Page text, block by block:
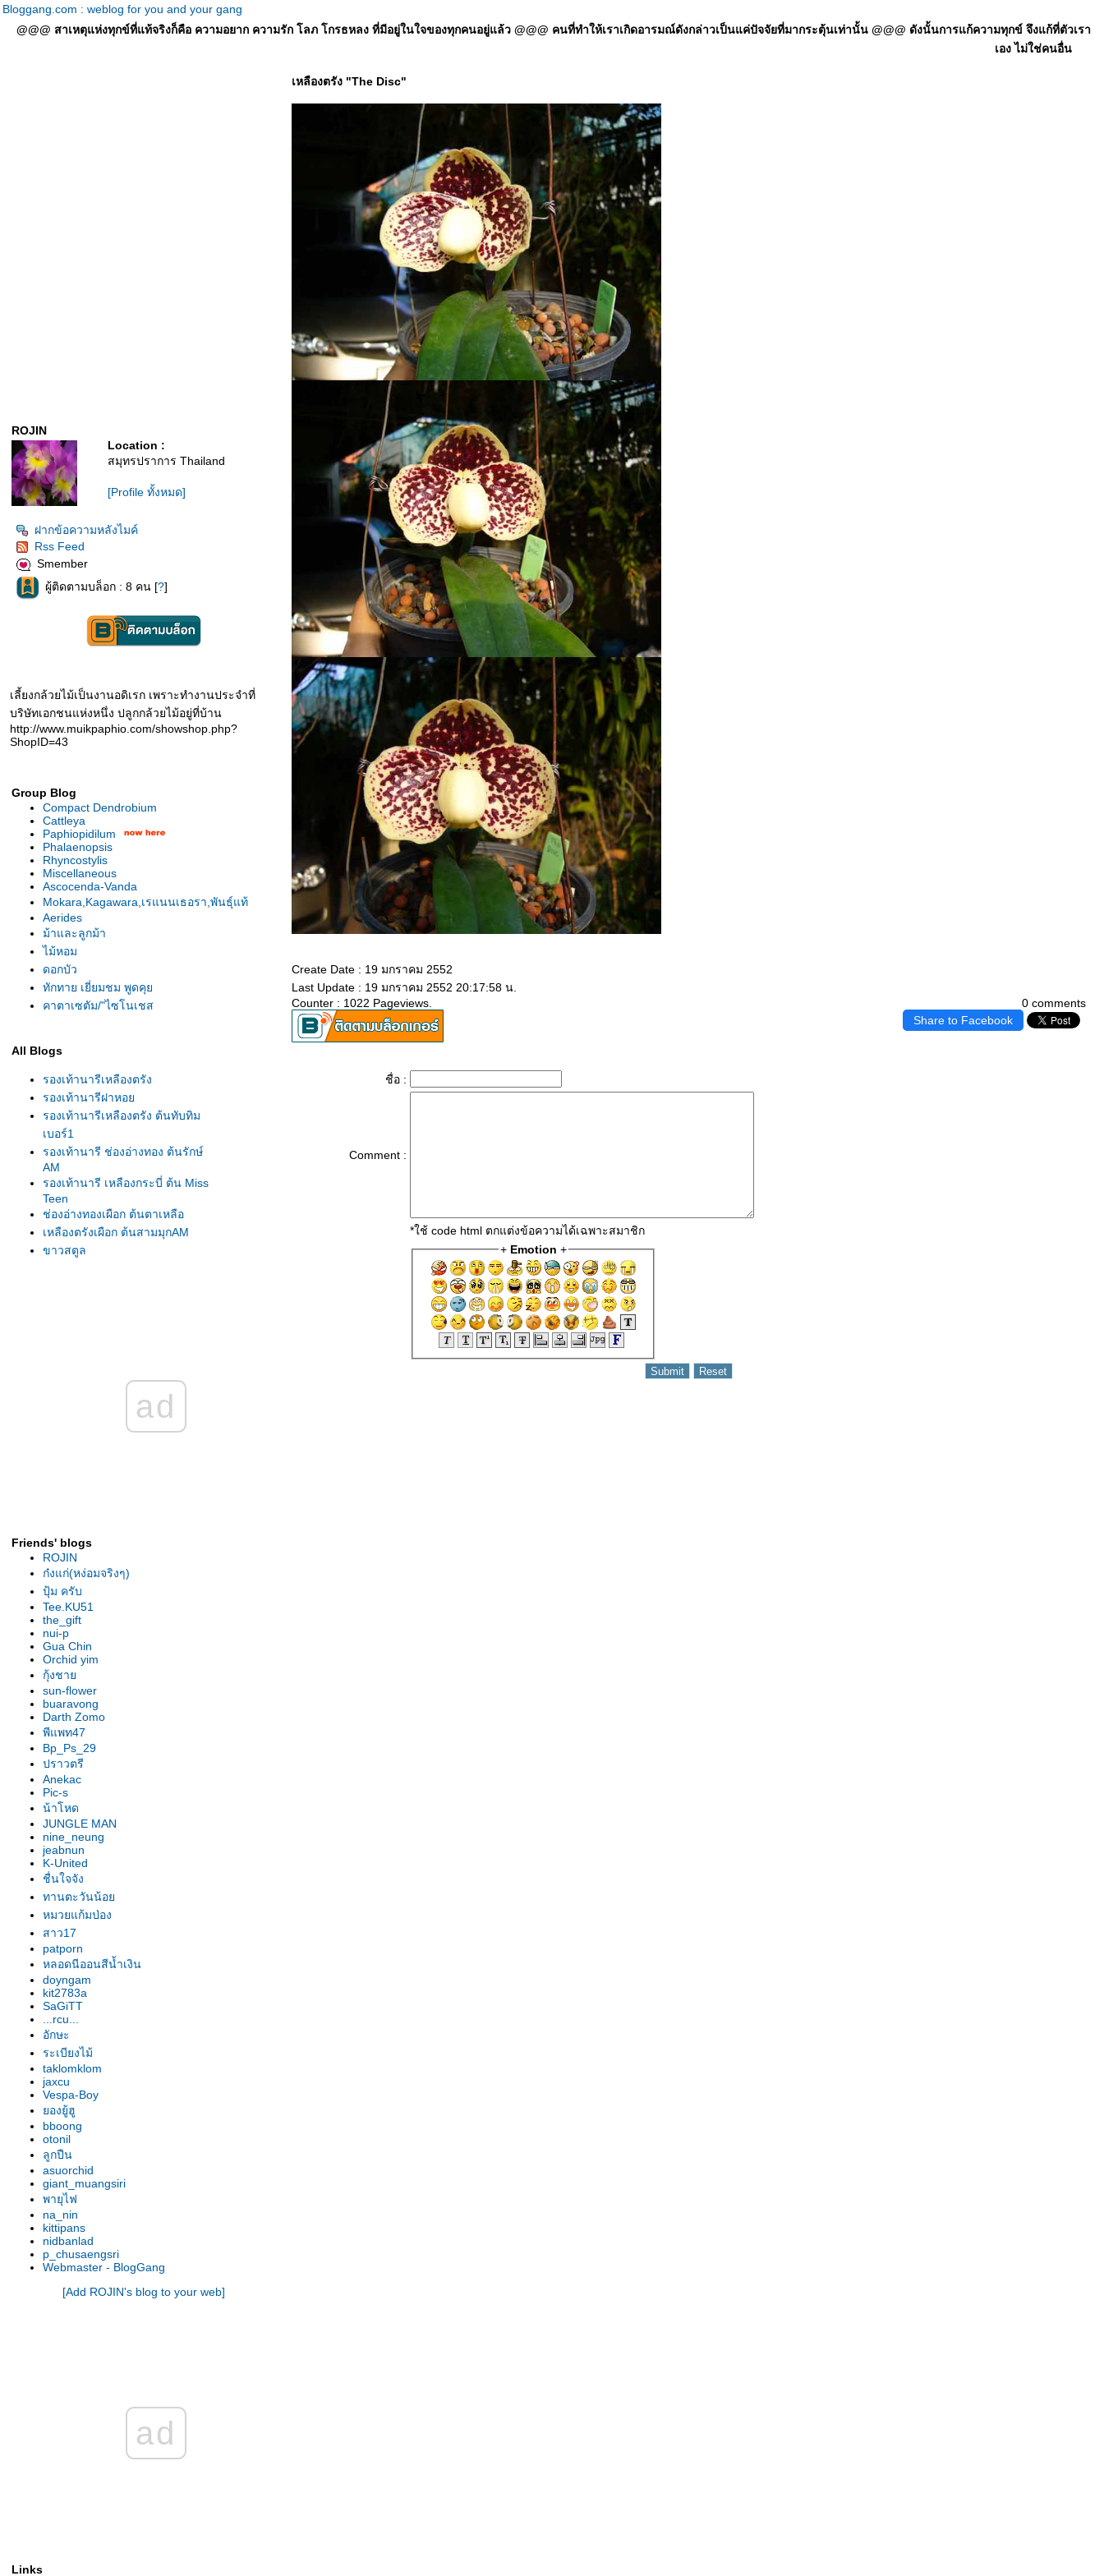
Bloggang.com : weblog for you and your gang
@@@ สาเหตุแห่งทุกข์ที่แท้จริงก็คือ ความอยาก ความรัก โลภ โกรธหลง ที่มีอยู่ในใจของทุกคนอยู่แล้ว @@@ คนที่ทำให้เราเกิดอารมณ์ดังกล่าวเป็นแค่ปัจจัยที่มากระตุ้นเท่านั้น @@@ ดังนั้นการแก้ความทุกข์ จึงแก้ที่ตัวเรา
เอง ไม่ใช่คนอื่น
ROJIN
Location :
สมุทรปราการ Thailand
[Profile ทั้งหมด]
ฝากข้อความหลังไมค์
Rss Feed
Smember
ผู้ติดตามบล็อก : 8 คน [?]
เลี้ยงกล้วยไม้เป็นงานอดิเรก เพราะทำงานประจำที่
บริษัทเอกชนแห่งหนึ่ง ปลูกกล้วยไม้อยู่ที่บ้าน
http://www.muikpaphio.com/showshop.php?
ShopID=43
Group Blog
Compact Dendrobium
Cattleya
Paphiopidilum
Phalaenopsis
Rhyncostylis
Miscellaneous
Ascocenda-Vanda
Mokara,Kagawara,เรแนนเธอรา,พันธุ์แท้
Aerides
ม้าและลูกม้า
ไม้หอม
ดอกบัว
ทักทาย เยี่ยมชม พูดคุ
คาตาเซตัม/"ไซโนเชส
All Blogs
รองเท้านารีเหลืองตรัง
รองเท้านารีฝาหอ
รองเท้านารีเหลืองตรัง ต้นทับทิม
เบอร์1
รองเท้านารี ช่องอ่างทอง ต้นรักษ์
AM
รองเท้านารี เหลืองกระบี่ ต้น Miss
Teen
ช่องอ่างทองเผือก ต้นตาเหลือ
เหลืองตรังเผือก ต้นสามมุกAM
ขาวสตูล
รองเท้านารีเหลืองกระบี่ ต้นกระบี่
รองเท้านารีเหลืองกระบี่ ต้นสนธยา
รองเท้านารี เหลืองกระบี่ ต้น" 2 in
1"
รองเท้านารี ขาวสตูล ต้น
ลาดกระบัง
เหลืองตรัง "The Disc"
เหลืองตรัง " ของแปลก "
รองเท้านารี ฝาหอย 2009
รองเท้านารี ฝาหอย9
รองเท้านารี ฝาหอย2008
รองเท้านารีฝาหอย ที่2ลาดกระบัง
รองเท้านารี เหลีองปราจีน ต้น
สวนหลวง
รองเท้านารี เหลืองปราจีน "
มิตรภาพ "
รองเท้านารีลูกผสม3สา
รองเท้านารี เหลืองปราจีน"อัญชลี"
รองเท้านารี เหลืองปราจีน "กลมบ็
อก"
รองเท้านารี เหลืองปราจีน "สุธี
วรรณ"
รองเท้านารี เหลืองปราจีน "สาธิต"
รองเท้านารี เหลืองปราจีน
"วาสนา"
รองเท้านารี ฝาหอ
รองเท้านารี JC9
รองเท้านารี เหลืองปราจีน
รองเท้านารี JC16
รองเท้านารี JC16
รองเท้านารี เหลืองปราจีน*ช่อง
อ่างทองเผือก
รองเท้านารี เหลืองปราจีน
รองเท้านารี ขาวชุมพร
รองเท้านารี เหลืงกระบี่*เกลาโคไฟ
ลุม
รองเท้านารี เหลืองปราจีน*ช่อง
อ่างทองเผือก
รองเท้านารี เหลืองปราจีน
รองเท้านารี เหลืองปราจีน
รองเท้านารี เหลิองตรัง
รองเท้านารี กระบี่ x เกาโค
รองเท้านารี เหลืองตรัง
รองเท้านารี ขาวชุมพร
รองเท้านารี เหลืองปราจีน x ช่อง
รองเท้านารี ขาวสตูล
รองเท้านารี ดอกเตอร์ แจค
ad
Friends' blogs
ROJIN
ก๋งแก่(หง่อมจริงๆ)
ปุ้ม ครับ
Tee.KU51
the_gift
nui-p
Gua Chin
Orchid yim
กุ้งชา
sun-flower
buaravong
Darth Zomo
พีแพท47
Bp_Ps_29
ปราวตรี
Anekac
Pic-s
น้าโหด
JUNGLE MAN
nine_neung
jeabnun
K-United
ชื่นใจจัง
ทานตะวันน้อ
หมวยแก้มป่อง
สาว17
patporn
หลอดนีออนสีน้ำเงิน
doyngam
kit2783a
SaGiTT
...rcu...
อักษะ
ระเบียงไม้
taklomklom
jaxcu
Vespa-Boy
องยู้ฮู
bboong
otonil
ลูกปืน
asuorchid
giant_muangsiri
พายุไฟ
na_nin
kittipans
nidbanlad
p_chusaengsri
Webmaster - BlogGang
[Add ROJIN's blog to your web]
ad
Links
เหลืองตรัง "The Disc"
Create Date : 19 มกราคม 2552
Last Update : 19 มกราคม 2552 20:17:58 น.
0 comments
Counter : 1022 Pageviews.
Share to Facebook
ชื่อ :
Comment :
*ใช้ code html ตกแต่งข้อความได้เฉพาะสมาชิก
+ Emotion +